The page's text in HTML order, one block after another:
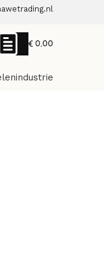
€ 0,00